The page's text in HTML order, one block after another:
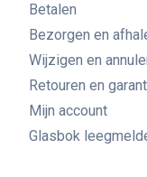
Betalen
Bezorgen en
Wijzigen en
Retouren en
Mijn account
Glasbok